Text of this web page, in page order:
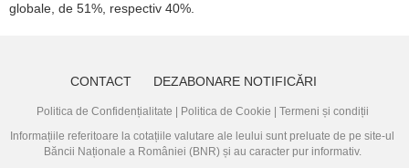
globale, de 51%, respectiv 40%.
CONTACT DEZABONARE NOTIFICĂRI
Politica de Confidențialitate Politica de Cookie
Termeni și condiții
Informațiile referitoare la cotațiile valutare ale leului sunt preluate de pe site-ul
Băncii Naționale a României (BNR)și au caracter pur informativ.